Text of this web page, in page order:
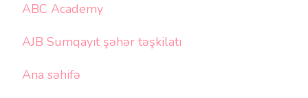
ABC Academy
AJB Sumqayıt şəhər təşkilatı
Ana səhifə